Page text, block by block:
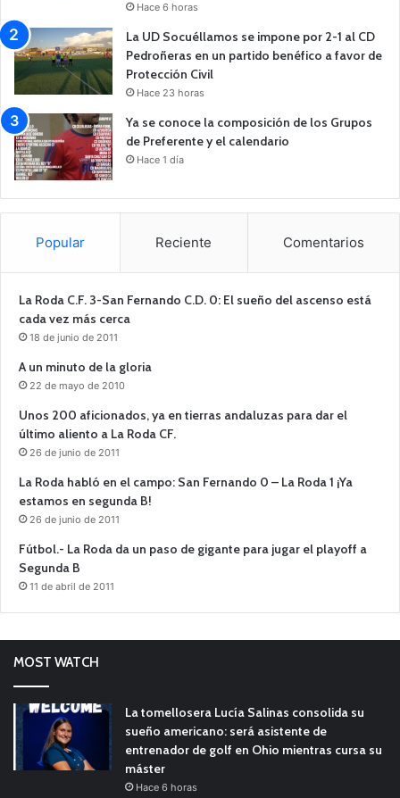
Hace 6 horas
La UD Socuéllamos se impone por 2-1 al CD
Pedroñeras en un partido benéfico a favor de
Protección Civil
Hace 23 horas
Ya se conoce la composición de los Grupos
de Preferente y el calendario
Hace 1 día
Popular Reciente Comentarios
La Roda C.F. 3-San Fernando C.D. 0: El sueño del ascenso está
cada vez más cerca
18 de junio de 2011
A un minuto de la gloria
22 de mayo de 2010
Unos 200 aficionados, ya en tierras andaluzas para dar el
último aliento a La Roda CF.
26 de junio de 2011
La Roda habló en el campo: San Fernando 0 – La Roda 1 ¡Ya
estamos en segunda B!
26 de junio de 2011
Fútbol.- La Roda da un paso de gigante para jugar el playoff a
Segunda B
11 de abril de 2011
MOST WATCH
La tomellosera Lucía Salinas consolida su
sueño americano: será asistente de
entrenador de golf en Ohio mientras cursa su
máster
Hace 6 horas